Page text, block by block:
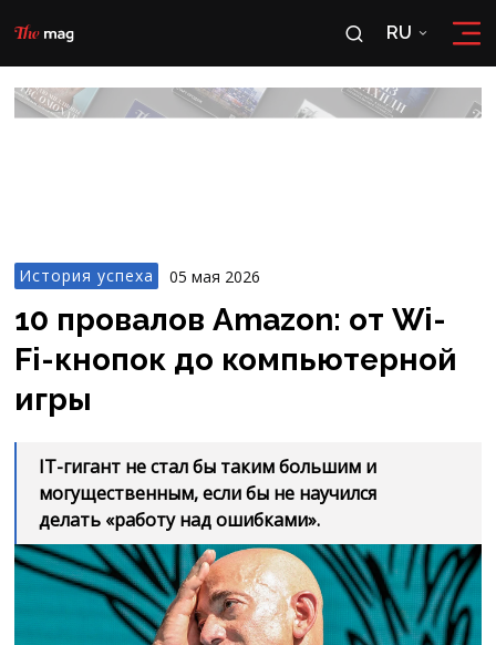
RU
RU
OʻZ
История успеха 05 мая 2026
10 провалов Amazon: от Wi-
Fi-кнопок до компьютерной
игры
IT-гигант не стал бы таким большим и
могущественным, если бы не научился
делать «работу над ошибками».